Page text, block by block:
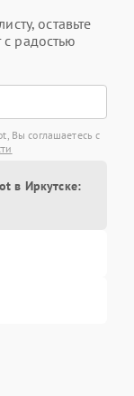
оставьте
радостью
Вы соглашаетесь с
в Иркутске: